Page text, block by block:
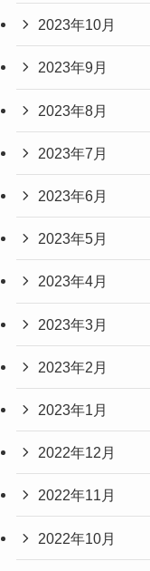
2023年10月
2023年9月
2023年8月
2023年7月
2023年6月
2023年5月
2023年4月
2023年3月
2023年2月
2023年1月
2022年12月
2022年11月
2022年10月